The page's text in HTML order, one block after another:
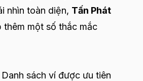
nhìn toàn diện, Tấn Phát
thêm một số thắc mắc
Danh sách ví được ưu tiên